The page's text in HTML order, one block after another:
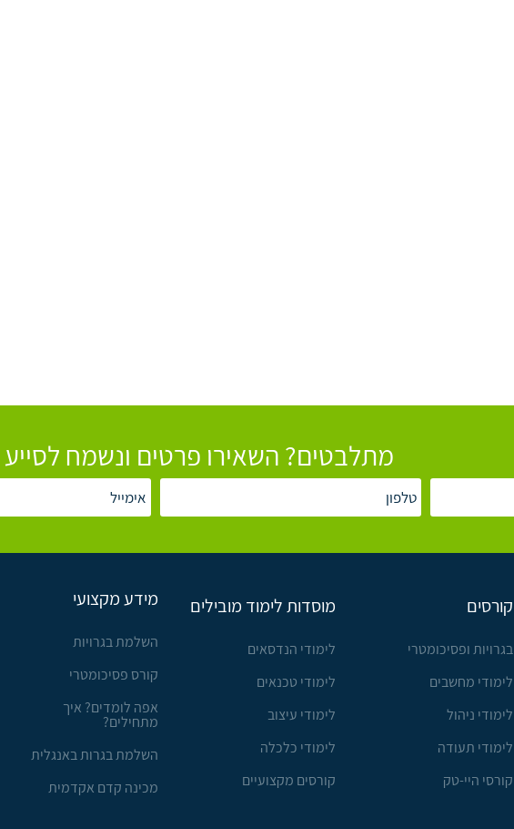
מתלבטים? השאירו פרטים ונשמח
קורסים
בגרויות ופסיכומטרי
לימודי מחשבים
לימודי ניהול
לימודי תעודה
קורסי היי-טק
מוסדות לימוד מובילים
לימודי הנדסאים
לימודי טכנאים
לימודי עיצוב
לימודי כלכלה
קורסים מקצועיים
מידע מקצועי
השלמת בגרויות
קורס פסיכומטרי
אפה לומדים? איך
מתחילים?
השלמת בגרות באנגלית
מכינה קדם אקדמית